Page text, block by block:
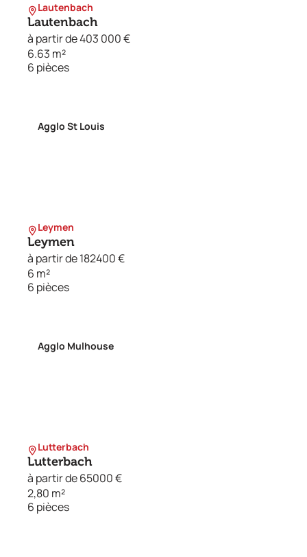
Lautenbach
Lautenbach
à partir de 403 000 €
6.63 m²
6 pièces
Agglo St Louis
Leymen
Leymen
à partir de 182400 €
6 m²
6 pièces
Agglo Mulhouse
Lutterbach
Lutterbach
à partir de 65000 €
2,80 m²
6 pièces